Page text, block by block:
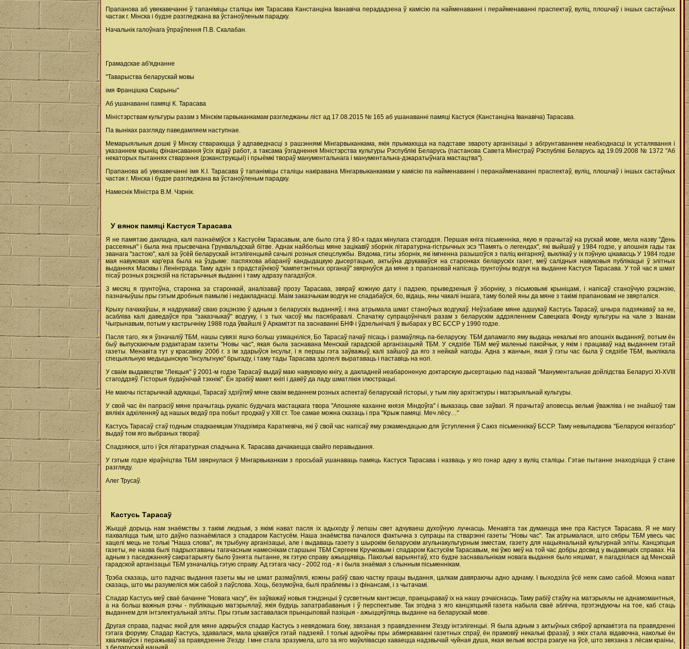
Прапанова аб увекавечанні ў тапаніміцы сталіцы імя Тарасава Канстанціна Іванавіча перададзена ў камісію па найменаванні і перайменаванні праспектаў, вуліц, плошчаў і іншых састаўных
частак г. Мінска і будзе разгледжана ва ўстаноўленым парадку.
Начальнік галоўнага ўпраўлення П.В. Скалабан.
Грамадскае аб'яднанне
"Таварыства беларускай мовы
імя Францішка Скарыны"
Аб ушанаванні памяці К. Тарасава
Міністэрствам культуры разам з Мінскім гарвыканкамам разгледжаны ліст ад 17.08.2015 № 165 аб ушанаванні памяці Кастуся (Канстанціна Іванавіча) Тарасава.
Па выніках разгляду паведамляем наступнае.
Мемарыяльныя дошкі ў Мінску ствараюцца ў адпаведнасці з рашэннямі Мінгарвыканкама, якія прымаюцца на падставе звароту арганізацыі з абгрунтаваннем неабходнасці іх усталявання і
указаннем крыніц фінансавання ўсіх відаў работ, а таксама ўзгаднення Міністэрства культуры Рэспублікі Беларусь (пастанова Савета Міністраў Рэспублікі Беларусь ад 19.09.2008 № 1372 "Аб
некаторых пытаннях стварэння (рэканструкцыі) і прыёмкі твораў манументальнага і манументальна-дэкаратыўнага мастацтва").
Прапанова аб увекавечанні імя К.І. Тарасава ў тапаніміцы сталіцы накіравана Мінгарвыканкамам у камісію па найменаванні і перанайменаванні праспектаў, вуліц, плошчаў і іншых састаўных
частак г. Мінска і будзе разгледжана ва ўстаноўленым парадку.
Намеснік Міністра В.М. Чэрнік.
У вянок памяці Кастуся Тарасава
Я не памятаю дакладна, калі пазнаёміўся з Кастусём Тарасавым, але было гэта ў 80-х гадах мінулага стагоддзя. Першая кніга пісьменніка, якую я прачытаў на рускай мове, мела назву "День
рассеянья" і была яна прысвечана Грунвальдскай бітве. Аднак найбольш мяне зацікавіў зборнік літаратурна-гістрычных эсэ "Память о легендах", які выйшаў у 1984 годзе, у апошнія гады так
званага "застою", калі за ўсёй беларускай інтэлігенцыяй сачылі розныя спецслужбы. Вядома, гэты зборнік, які імгненна разышоўся з паліц кнігарняў, выклікаў у іх пэўную цікавасць У 1984 годзе
мая навуковая кар'ера была на ўздыме: паспяхова абараніў кандыдацкую дысертацыю, актыўна друкаваўся на старонках беларускіх газет, меў салідныя навуковыя публікацыі ў элітных
выданнях Масквы і Ленінграда. Таму адзін з прадстаўнікоў "кампетэнтных органаў" звярнуўся да мяне з прапановай напісаць грунтоўны водгук на выданне Кастуся Тарасава. У той час я шмат
пісаў розных рэцэнзій на гістарычныя выданні і таму адразу пагадзіўся.
З месяц я грунтоўна, старонка за старонкай, аналізаваў прозу Тарасава, звяраў кожную дату і падзею, прыведзеныя ў зборніку, з пісьмовымі крыніцамі, і напісаў станоўчую рэцэнзію,
пазначыўшы пры гэтым дробныя памылкі і недакладнасці. Маім заказчыкам водгук не спадабаўся, бо, відаць, яны чакалі іншага, таму болей яны да мяне з такімі прапановамі не звярталіся.
Крыху пачакаўшы, я надрукаваў сваю рэцэнзію ў адным з беларускіх выданняў, і яна атрымала шмат станоўчых водгукаў. Неўзабаве мяне адшукаў Кастусь Тарасаў, шчыра падзякаваў за яе,
асабліва калі даведаўся пра "заказчыкаў" водгуку, і з тых часоў мы пасябравалі. Спачатку супрацоўнічалі разам з беларускім аддзяленнем Савецкага Фонду культуры на чале з Іванам
Чыгрынавым, потым у кастрычніку 1988 года ўвайшлі ў Аркамітэт па заснаванні БНФ і ўдзельнічалі ў выбарах у ВС БССР у 1990 годзе.
Пасля таго, як я ўзначаліў ТБМ, нашы сувязі яшчэ больш узмацніліся, Бо Тарасаў пачаў пісаць і размаўляць па-беларуску. ТБМ дапамагло яму выдаць некалькі яго апошніх выданняў, потым ён
быў выпускаючым рэдактарам газеты "Новы час", якая была заснавана Менскай гарадской арганізацыяй ТБМ. У сядзібе ТБМ меў маленькі пакойчык, у якім і працаваў над выданнем гэтай
газеты. Менавіта тут у красавіку 2006 г. з ім здарыўся інсульт, і я першы гэта заўважыў, калі зайшоў да яго з нейкай нагоды. Адна з жанчын, якая ў гэты час была ў сядзібе ТБМ, выклікала
спецыяльную медыцынскую "інсультную" брыгаду, і таму тады Тарасава здолелі выратаваць і паставіць на ногі.
У сваім выдавецтве "Лекцыя" ў 2001-м годзе Тарасаў выдаў маю навуковую кнігу, а дакладней неабароненую доктарскую дысертацыю пад назвай "Манументальнае дойлідства Беларусі ХІ-ХVІІІ
стагоддзяў. Гісторыя будаўнічай тэхнікі". Ён зрабіў макет кнігі і давёў да ладу шматлікія ілюстрацыі.
Не маючы гістарычнай адукацыі, Тарасаў здзіўляў мяне сваім веданнем розных аспектаў беларускай гісторыі, у тым ліку архітэктуры і матэрыяльнай культуры.
У свой час ён папрасіў мяне прачытаць рукапіс будучага мастацкага твора "Апошняе каханне князя Міндоўга" і выказаць свае заўвагі. Я прачытаў аповесць вельмі ўважліва і не знайшоў там
вялікіх адхіленняў ад нашых ведаў пра побыт продкаў у ХІІІ ст. Тое самае можна сказаць і пра "Крыж памяці. Меч лёсу…"
Кастусь Тарасаў стаў годным спадкаемцам Уладзіміра Караткевіча, які ў свой час напісаў яму рэкамендацыю для ўступлення ў Саюз пісьменнікаў БССР. Таму невыпадкова "Беларускі кнігазбор"
выдаў том яго выбраных твораў.
Спадзяюся, што і ўся літаратурная спадчына К. Тарасава дачакаецца свайго перавыдання.
У гэтым годзе кіраўніцтва ТБМ звярнулася ў Мінгарвыканкам з просьбай ушанаваць памяць Кастуся Тарасава і назваць у яго гонар адну з вуліц сталіцы. Гэтае пытанне знаходзіцца ў стане
разгляду.
Алег Трусаў.
Кастусь Тарасаў
Жыццё дорыць нам знаёмствы з такімі людзьмі, з якімі нават пасля іх адыходу ў лепшы свет адчуваеш духоўную лучнасць. Менавіта так думаецца мне пра Кастуся Тарасава. Я не магу
пахваліцца тым, што даўно пазнаёмілася з спадаром Кастусём. Наша знаёмства пачалося фактычна з супрацы па стварэнні газеты "Новы час". Так атрымалася, што сябры ТБМ увесь час
хацелі мець не толькі "Наша слова", як трыбуну арганізацыі, але і выдаваць газету з шырокім беларускім агульнакультурным зместам, газету для нацыянальнай культурнай эліты. Канцэпцыя
газеты, яе назва былі падрыхтаваны тагачасным намеснікам старшыні ТБМ Сяргеем Кручковым і спадаром Кастусём Тарасавым, які ўжо меў на той час добры досвед у выдавецкіх справах. На
адным з паседжанняў сакратарыяту было ўзнята пытанне, як гэтую справу ажыццявіць. Паколькі варыянтаў, хто будзе заснавальнікам новага выдання было няшмат, я пагадзілася ад Менскай
гарадской арганізацыі ТБМ узначаліць гэтую справу. Ад гэтага часу - 2002 год - я і была знаёмая з слынным пісьменнікам.
Трэба сказаць, што падчас выдання газеты мы не шмат размаўлялі, кожны рабіў сваю частку працы выдання, цалкам давяраючы адно аднаму. І выходзіла ўсё неяк само сабой. Можна нават
сказаць, што мы разумеліся між сабой з паўслова. Хоць, безумоўна, былі праблемы і з фінансамі, і з чытачамі.
Спадар Кастусь меў сваё бачанне "Новага часу", ён заўважаў новыя тэндэнцыі ў сусветным кантэксце, праецыраваў іх на нашу рэчаіснасць. Таму рабіў стаўку на матэрыялы не аднамомантныя,
а на больш важныя рэчы - публікацыю матэрыялаў, якія будуць запатрабаваныя і ў перспектыве. Так згодна з яго канцэпцыяй газета набыла сваё аблічча, прэтэндуючы на тое, каб стаць
выданнем для інтэлектуальнай эліты. Пры гэтым заставалася прынцыповай пазіцыя - ажыццяўляць выданне на беларускай мове.
Другая справа, падчас якой для мяне адкрыўся спадар Кастусь з невядомага боку, звязаная з правядзеннем З'езду інтэлігенцыі. Я была адным з актыўных сяброў аргкамітэта па правядзенні
гэтага форуму. Спадар Кастусь, здавалася, мала цікавіўся гэтай падзеяй. І толькі аднойчы пры абмеркаванні газетных спраў, ён прамовіў некалькі фразаў, з якіх стала відавочна, наколькі ён
хваляваўся і перажываў за правядзенне З'езду. І мне стала зразумела, што за яго маўклівасцю хаваецца надзвычай чуйная душа, якая вельмі востра рэагуе на ўсё, што звязана з лёсам краіны,
з беларускай нацыяй.